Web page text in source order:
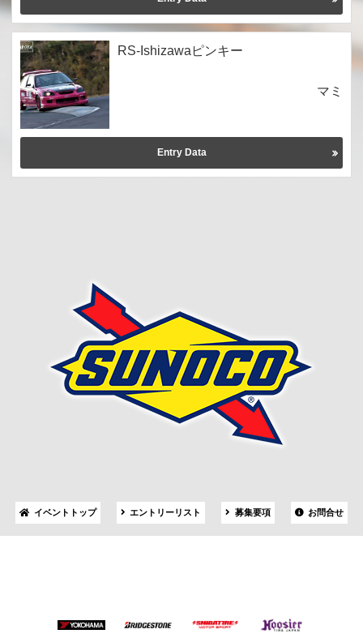
RS-Ishizawaピンキー
マミ
Entry Data
イベントトップ エントリーリスト 募集要項 お問合せ